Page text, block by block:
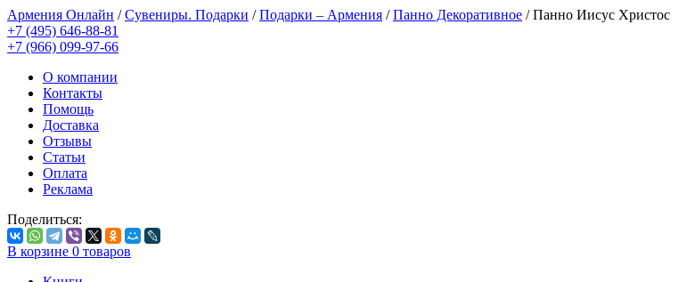
Армения Онлайн /Сувениры. Подарки /Подарки – Армения /Панно Декоративное /Панно Иисус Христос
+7 (495) 646-88-81
+7 (966) 099-97-66
О компании
Контакты
Помощь
Доставка
Отзывы
Статьи
Оплата
Реклама
Поделиться:
В корзине 0 товаров